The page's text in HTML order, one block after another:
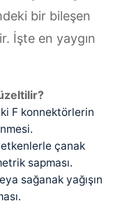
bir bileşen
İşte en yaygın
F konnektörlerin
çanak
sapması.
sağanak yağışın